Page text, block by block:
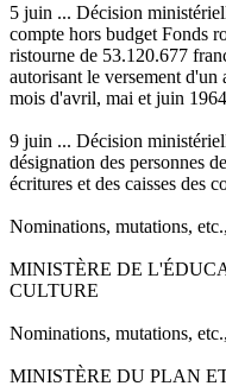
5 juin ... Décision
compte hors budget Fonds
ristourne de 53.120.677
autorisant le versement
mois d'avril, mai et juin
9 juin ... Décision
désignation des personnes
écritures et des caisses des
Nominations, mutations,
MINISTÈRE DE
CULTURE
Nominations, mutations,
MINISTÈRE DU PLAN